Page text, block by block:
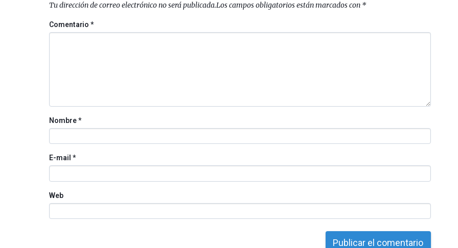
Tu dirección de correo electrónico no será publicada.Los campos obligatorios están marcados con *
Comentario*
Nombre*
E-mail *
Web